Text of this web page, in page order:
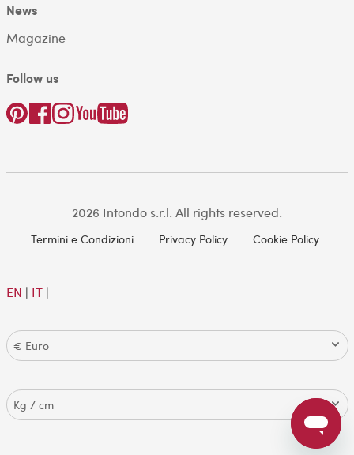
News
Magazine
Follow us
2026 Intondo s.r.l. All rights reserved.
Termini e Condizioni Privacy Policy Cookie Policy
EN | IT|